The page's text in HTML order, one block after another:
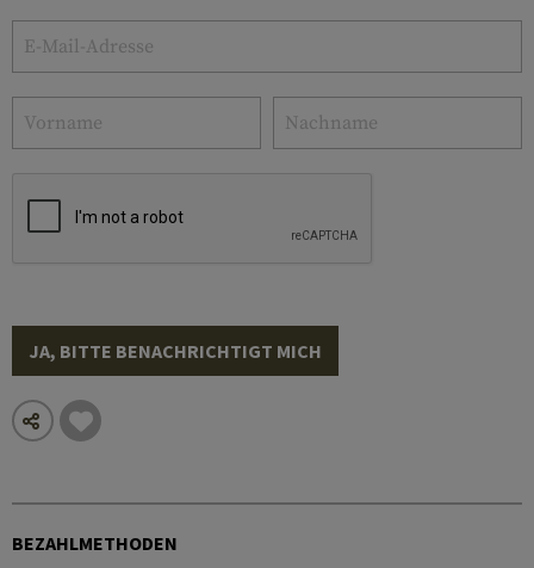
JA, BITTE BENACHRICHTIGT MICH
BEZAHLMETHODEN